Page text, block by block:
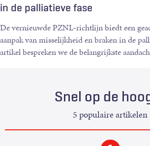
in de palliatieve fase
De vernieuwde PZNL‑richtlijn biedt een
aanpak van misselijkheid en braken in de
artikel bespreken we de belangrijkste
Snel op de
5 populaire artikelen